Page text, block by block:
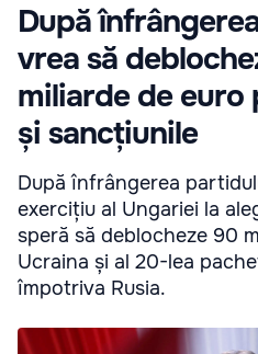
După
vrea să
miliarde de euro
și sancțiunile
După înfrângerea
exercițiu al Ungariei la
speră să deblocheze 90
Ucraina și al 20-lea
împotriva Rusia.